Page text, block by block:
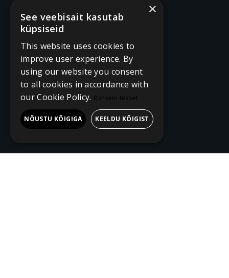
×
See veebisait kasutab
küpsiseid
This website uses cookies to
improve user experience. By
using our website you consent
to all cookies in accordance with
our Cookie Policy. Rohkem teavet
NÕUSTU KÕIGIGA KEELDU KÕIGIST